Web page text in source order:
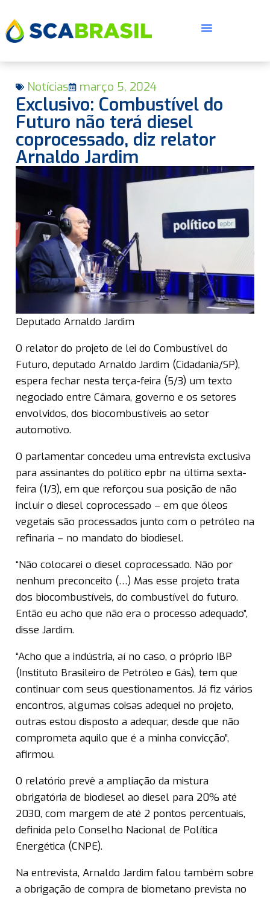
Notícias março 5, 2024
Exclusivo: Combustível do
Futuro não terá diesel
coprocessado, diz relator
Arnaldo Jardim
Deputado Arnaldo Jardim
O relator do projeto de lei do Combustível do
Futuro, deputado Arnaldo Jardim (Cidadania/SP),
espera fechar nesta terça-feira (5/3) um texto
negociado entre Câmara, governo e os setores
envolvidos, dos biocombustíveis ao setor
automotivo.
O parlamentar concedeu uma entrevista exclusiva
para assinantes do político epbr na última sexta-
feira (1/3), em que reforçou sua posição de não
incluir o diesel coprocessado – em que óleos
vegetais são processados junto com o petróleo na
refinaria – no mandato do biodiesel.
“Não colocarei o diesel coprocessado. Não por
nenhum preconceito (…) Mas esse projeto trata
dos biocombustíveis, do combustível do futuro.
Então eu acho que não era o processo adequado”,
disse Jardim.
“Acho que a indústria, aí no caso, o próprio IBP
(Instituto Brasileiro de Petróleo e Gás), tem que
continuar com seus questionamentos. Já fiz vários
encontros, algumas coisas adequei no projeto,
outras estou disposto a adequar, desde que não
comprometa aquilo que é a minha convicção”,
afirmou.
O relatório prevê a ampliação da mistura
obrigatória de biodiesel ao diesel para 20% até
2030, com margem de até 2 pontos percentuais,
definida pelo Conselho Nacional de Política
Energética (CNPE).
Na entrevista, Arnaldo Jardim falou também sobre
a obrigação de compra de biometano prevista no